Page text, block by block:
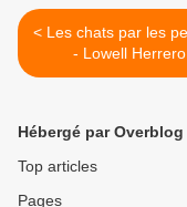
< Les chats par les peintres
- Lowell Herrero
Hébergé par Overblog
Top articles
Pages